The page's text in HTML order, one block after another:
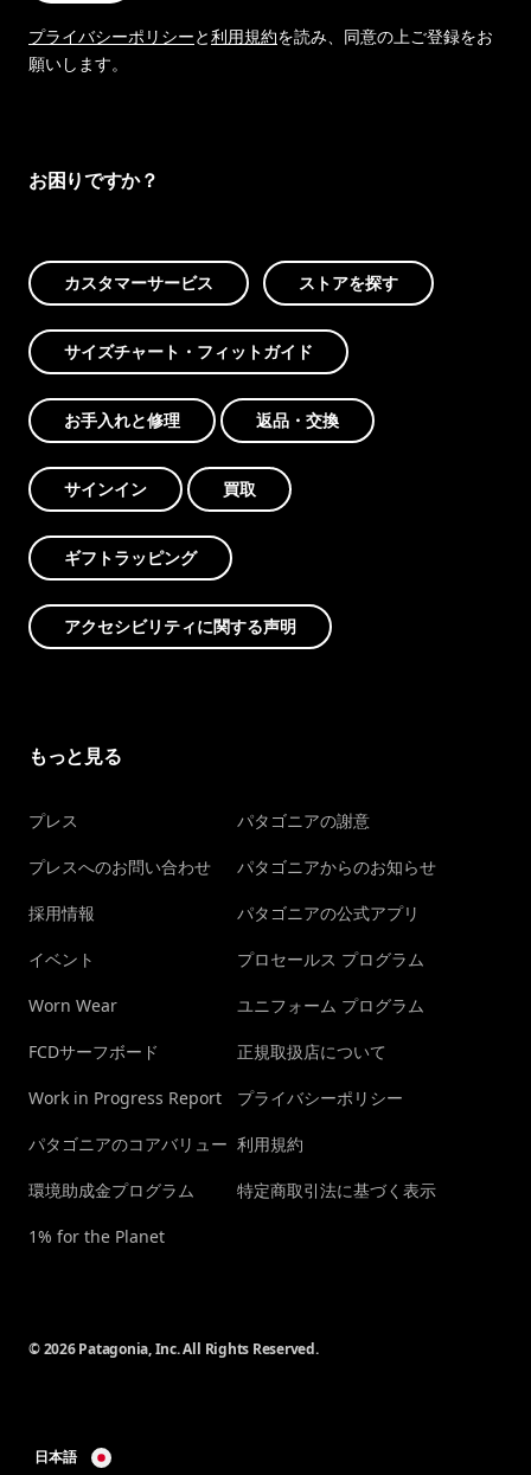
プライバシーポリシーと利用規約を読み、同意の上ご登録をお
願いします。
お困りですか？
カスタマーサービス ストアを探す
サイズチャート・フィットガイド
お手入れと修理 返品・交換
サインイン 買取
ギフトラッピング
アクセシビリティに関する声明
もっと見る
プレス
プレスへのお問い合わせ
採用情報
イベント
Worn Wear
FCDサーフボード
Work in Progress Report
パタゴニアのコアバリュー
環境助成金プログラム
1% for the Planet
パタゴニアの謝意
パタゴニアからのお知らせ
パタゴニアの公式アプリ
プロセールス プログラム
ユニフォーム プログラム
正規取扱店について
プライバシーポリシー
利用規約
特定商取引法に基づく表示
© 2026 Patagonia, Inc. All Rights Reserved.
日本語